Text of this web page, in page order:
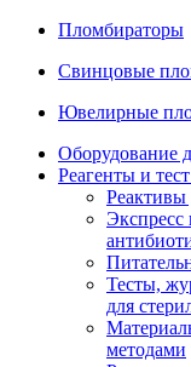
Пломбираторы
Свинцовые
Ювелирные
Оборудование
Реагенты и
Реактивы
Экспресс
Тесты,
для
методами